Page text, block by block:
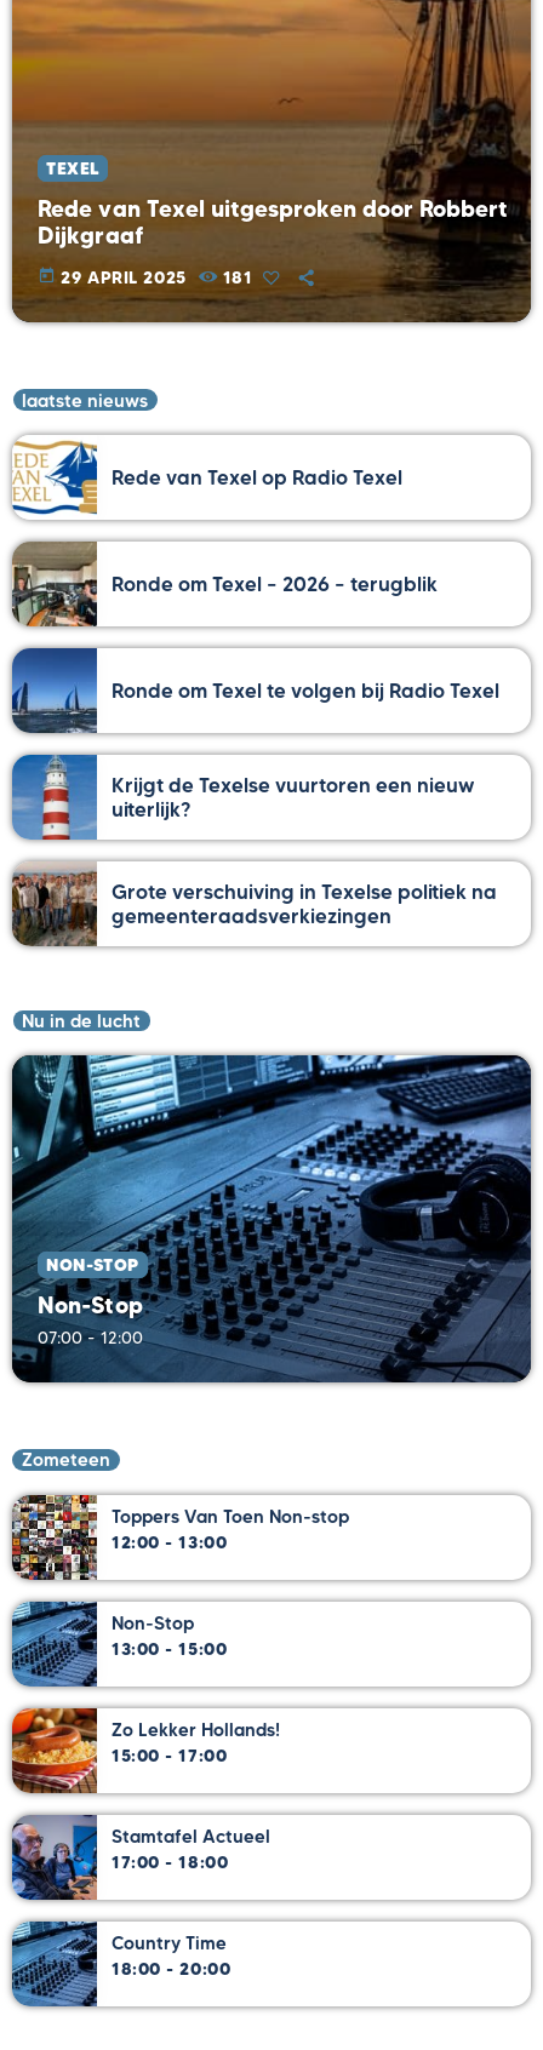
TEXEL
Rede van Texel uitgesproken door Robbert
Dijkgraaf
today 29 APRIL 2025 181
laatste nieuws
Rede van Texel op Radio Texel
Ronde om Texel – 2026 – terugblik
Ronde om Texel te volgen bij Radio Texel
Krijgt de Texelse vuurtoren een nieuw
uiterlijk?
Grote verschuiving in Texelse politiek na
gemeenteraadsverkiezingen
Nu in de lucht
NON-STOP
Non-Stop
07:00 - 12:00
Zometeen
Toppers Van Toen Non-stop
12:00 - 13:00
Non-Stop
13:00 - 15:00
Zo Lekker Hollands!
15:00 - 17:00
Stamtafel Actueel
17:00 - 18:00
Country Time
18:00 - 20:00